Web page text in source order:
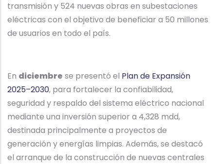
transmisión y 524 nuevas obras en subestaciones
eléctricas con el objetivo de beneficiar a 50 millones
de usuarios en todo el país.
En diciembre se presentó el Plan de Expansión
2025–2030, para fortalecer la confiabilidad,
seguridad y respaldo del sistema eléctrico nacional
mediante una inversión superior a 4,328 mdd,
destinada principalmente a proyectos de
generación y energías limpias. Además, se destacó
el arranque de la construcción de nuevas centrales